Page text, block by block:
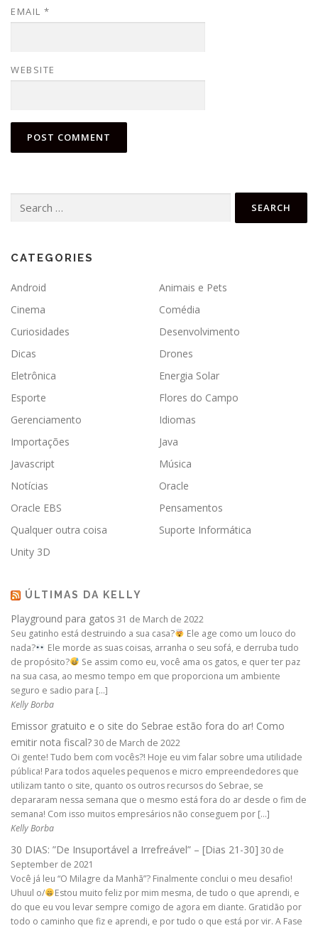
EMAIL *
WEBSITE
for:
CATEGORIES
Android
Animais e Pets
Cinema
Comédia
Curiosidades
Desenvolvimento
Dicas
Drones
Eletrônica
Energia Solar
Esporte
Flores do Campo
Gerenciamento
Idiomas
Importações
Java
Javascript
Música
Notícias
Oracle
Oracle EBS
Pensamentos
Qualquer outra coisa
Suporte Informática
Unity 3D
ÚLTIMAS DA KELLY
Playground para gatos 31 de March de 2022
Seu gatinho está destruindo a sua casa?
Ele age como um louco do
nada?
Ele morde as suas coisas, arranha o seu sofá, e derruba tudo
de propósito?
Se assim como eu, você ama os gatos, e quer ter paz
na sua casa, ao mesmo tempo em que proporciona um ambiente
seguro e sadio para […]
Kelly Borba
Emissor gratuito e o site do Sebrae estão fora do ar! Como
emitir nota fiscal?30 de March de 2022
Oi gente! Tudo bem com vocês?! Hoje eu vim falar sobre uma utilidade
pública! Para todos aqueles pequenos e micro empreendedores que
utilizam tanto o site, quanto os outros recursos do Sebrae, se
depararam nessa semana que o mesmo está fora do ar desde o fim de
semana! Com isso muitos empresários não conseguem por […]
Kelly Borba
30 DIAS: ”De Insuportável a Irrefreável” – [Dias 21-30] 30 de
September de 2021
Você já leu “O Milagre da Manhã”? Finalmente conclui o meu desafio!
Uhuul o/
Estou muito feliz por mim mesma, de tudo o que aprendi, e
do que eu vou levar sempre comigo de agora em diante. Gratidão por
todo o caminho que fiz e aprendi, e por tudo o que está por vir. A Fase